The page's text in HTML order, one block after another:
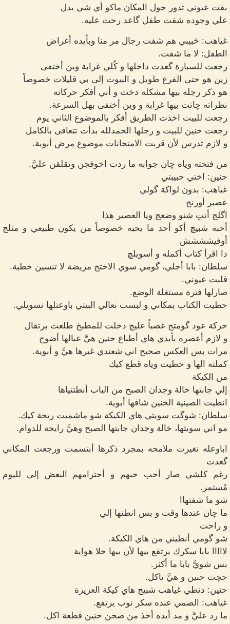
بقت عيوني تدور حول المكان ماكو أي شي يدل
علي وجوده شفت طفل گاعد رحت عليه.
غياهب: حَبيبي هم شفت رجال مر منا وبأيده أغراض
الطفل: لا ما شفت.
رجعت للسيارة گعدت داخلها و كُلي غرابة وين أختفى
زين هو حتى الفرع طويل و البيوت إلى بي قليلات خصوصاً
هو ذكر رجله بيها مشكلة دخت و أني أفكر حركاته
نظراته چانت بيها غرابة و وين أختفى بهل السرعة.
رجعت للبيت اخذت الطريق أفكر بالموضوع الثاني يوم
رجعت حنين للبيت و رجلها الحمدلله بدأت تتعافى بالكامل
و لازم تدرس لأن قربت الامتحانات موضوع مرض أبوية.
من فتحته وياه چان جوابه ما ردت اخوفجن وتقلقن عليَّ.
حنين: اختي حبيبتي
غياهب: بدون لواكة گولي
عصير أورنج
اگلج أنتِ شنو وضعج ويا العصير هذا
أحبه شبيچ أكو أحد ما يحبه خصوصاً من يكون طبيعي و مثلج
أوفيشششش
دا اقرأ كتاب أكمله و أسويلچ
سلطان: بابا أجلي، گومي سوي الاختج مريضة لا تنسين خطية.
قلبت عيوني.
صارلها فترة مستغلة الوضع.
حطيت الكتاب بمكاني و لبست نعالي البيتي باوعتلها تسويلي.
حركة عود گومتج غصباً عليچ دخلت للمطبخ طلعت برتقال
و لازم أعصره بأيدي هاي أطباع حنين هيَّ عبالها أضوج
مرات بس العكس صحيح اني شعندي غيرها هيَّ و أبوية.
كملته الها و حطيت وياه قطع كيك
من الكيكة
إلي جابتها خالة وجدان الصبح من الباب أنطتنياها
انطيت الصينية الحنين شافها أبوية.
سلطان: شوگت سويتي هاي الكيكة شو ماشميت ريحة كيك.
مو اني سويتها، خالة وجدان جابتها الصبح وهيَّ رايحة للدوام.
اباوعله تغيرت ملامحه بمجرد ذكرها أبتسمت ورجعت المكاني
گعدت
رغم كلشي صار أحب حبهم و أحترامهم البعض إلى لليوم
مُستمر.
شو ما شفتهاا
ما چان عندها وقت و بس انطتها إلي
و راحت
شو گومي أنطيني من هاي الكيكة.
لااااا بابا سكرك يرتفع بيها لأن بيها حلا هواية
بس شويَّ بابا ما أكثر.
حچت حنين و هيَّ تاكل.
حنين: دنطي غياهب شبيج هاي كيكة العزيزة
غياهب: الصمي عنده سكر نوب يرتفع.
ما رد عليَّ و مد أيده أخذ من صحن حنين قطعة اكل.